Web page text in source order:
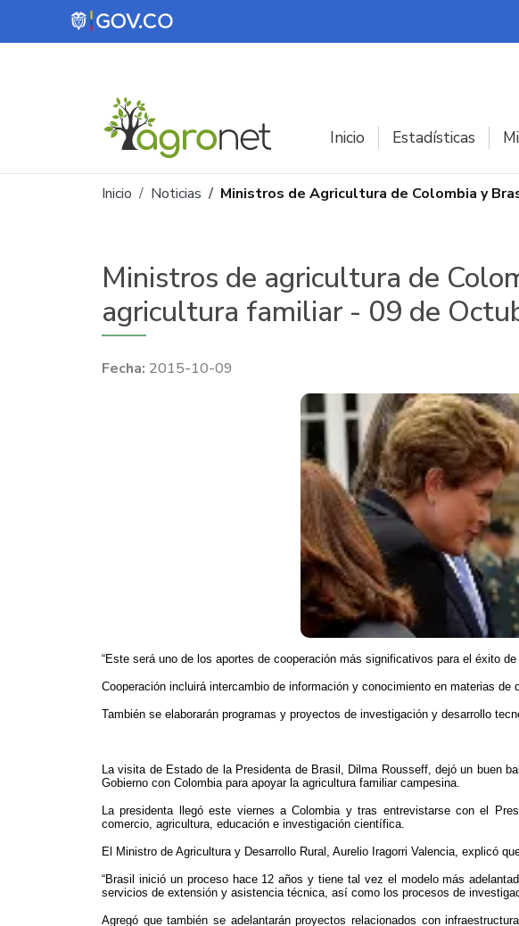
Pasar al contenido principal
Inicio Estadísticas
Ruta de navegación
Inicio Noticias Ministros de Agricultura de Colombia y
Ministros de agricultura de
agricultura familiar - 09 de
2015-10-09
​“Este será uno de los aportes de cooperación más significativos para el éxito
Cooperación incluirá intercambio de información y conocimiento en materias
También se elaborarán programas y proyectos de investigación y desarrollo
La visita de Estado de la Presidenta de Brasil, Dilma Rousseff, dejó un buen
Gobierno con Colombia para apoyar la agricultura familiar campesina.
La presidenta llegó este viernes a Colombia y tras entrevistarse con el
comercio, agricultura, educación e investigación científica.
El Ministro de Agricultura y Desarrollo Rural, Aurelio Iragorri Valencia, explicó
“Brasil inició un proceso hace 12 años y tiene tal vez el modelo más
servicios de extensión y asistencia técnica, así como los procesos de
Agregó que también se adelantarán proyectos relacionados con